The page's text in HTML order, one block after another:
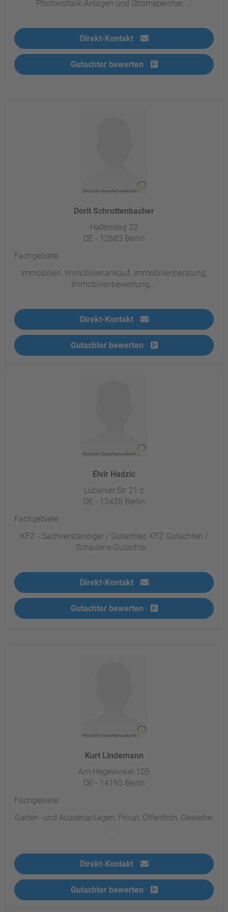
Photovoltaik-Anlagen und Stromspeicher, ...
Direkt-Kontakt
Gutachter bewerten
Dorit Schrottenbacher
Hafersteig 32
DE - 12683 Berlin
Fachgebiete:
Immobilien, Immobilienankauf, Immobilienberatung,
Immobilienbewertung,...
Direkt-Kontakt
Gutachter bewerten
Elvir Hadzic
Lübarser Str 21 c
DE - 13435 Berlin
Fachgebiete:
KFZ - Sachverständiger / Gutachter, KFZ Gutachten /
Schadens-Gutachte...
Direkt-Kontakt
Gutachter bewerten
Kurt Lindemann
Am Hegewinkel 105
DE - 14195 Berlin
Fachgebiete:
Garten- und Aussenanlagen, Privat, Öffentlich, Gewerbe,
Direkt-Kontakt
Gutachter bewerten